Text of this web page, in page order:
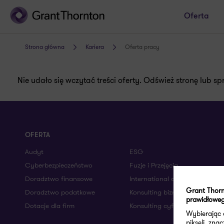
Oferta
Strona główna Kariera Oferta pracy
Nie udało się wczytać treści oferty. Odśwież stronę lub
OFERTA
Audyt
Cyberbezpieczeństwo
Doradztwo finansowe
Doradztwo podatkowe
Dotacje dla firm
ESG
Fuzje i Przejęcia
International desks
Konsulting biznesowy
Konsulting cyfrowy
Grant
Wybierając